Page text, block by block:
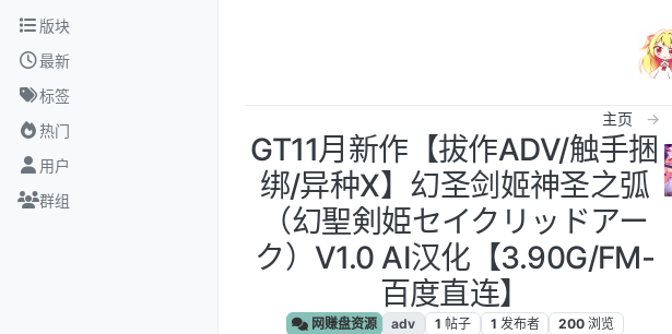
跳转至内容
版块
最新
标签
热门
用户
群组
主页
GT11月新作【拔作ADV/触手捆
绑/异种X】幻圣剑姬神圣之弧
（幻聖剣姫セイクリッドアー
ク）V1.0 AI汉化【3.90G/FM-
百度直连】
网赚盘资源 adv 1 帖子 1 发布者 200 浏览